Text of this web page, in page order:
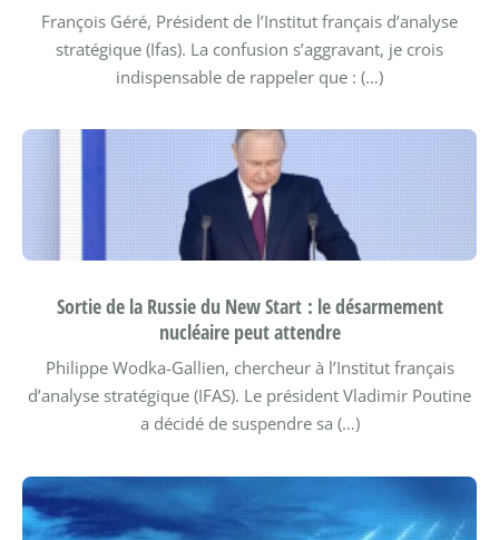
François Géré, Président de l’Institut français d’analyse
stratégique (Ifas). La confusion s’aggravant, je crois
indispensable de rappeler que : (…)
Sortie de la Russie du New Start : le désarmement
nucléaire peut attendre
Philippe Wodka-Gallien, chercheur à l’Institut français
d’analyse stratégique (IFAS). Le président Vladimir Poutine
a décidé de suspendre sa (…)